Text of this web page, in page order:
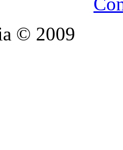
© 2009